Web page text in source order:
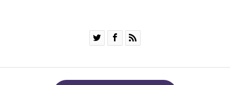
  